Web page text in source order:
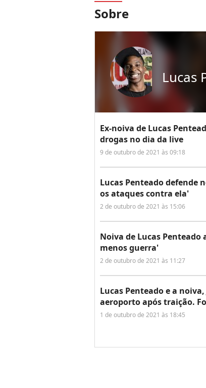
Sobre
Lucas
Ex-noiva de Lucas
drogas no dia da live
9 de outubro de 2021 às 09:18
Lucas Penteado defende
os ataques contra ela'
2 de outubro de 2021 às 15:06
Noiva de Lucas
menos guerra'
2 de outubro de 2021 às 11:27
Lucas Penteado e a
aeroporto após traição.
1 de outubro de 2021 às 18:45